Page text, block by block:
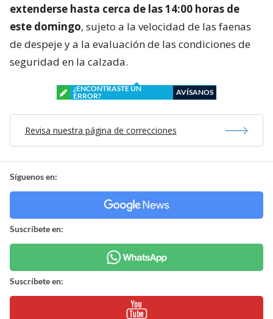
extenderse hasta cerca de las 14:00 horas de
este domingo, sujeto a la velocidad de las faenas
de despeje y a la evaluación de las condiciones de
seguridad en la calzada.
¿ENCONTRASTE UN
ERROR?
AVÍSANOS
Revisa nuestra página de correcciones
Síguenos en:
Suscríbete en:
Suscríbete en: